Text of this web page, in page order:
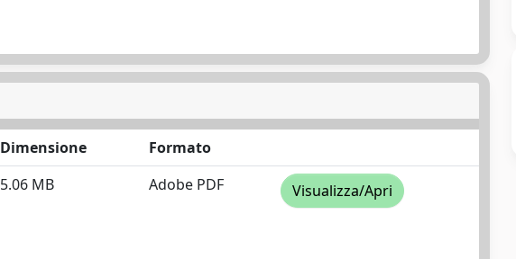
Dimensione
Formato
5.06 MB Adobe PDF Visualizza/Apri